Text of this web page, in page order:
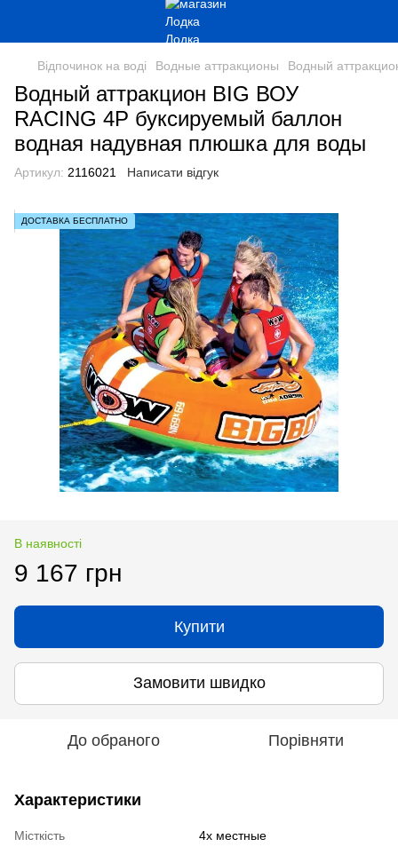
Відпочинок на воді Водные аттракционы Водный
Водный аттракцион BIG ВОУ
RACING 4Р буксируемый баллон
водная надувная плюшка для воды
Артикул: 2116021 Написати відгук
ДОСТАВКА БЕСПЛАТНО
В наявності
9 167 грн
Купити
Замовити швидко
До обраного Порівняти
Характеристики
Місткість 4х местные